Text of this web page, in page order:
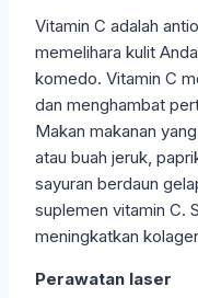
Vitamin C adalah
memelihara kulit
komedo. Vitamin C
dan menghambat
Makan makanan
atau buah jeruk,
sayuran berdaun
suplemen vitamin C.
meningkatkan
Perawatan laser